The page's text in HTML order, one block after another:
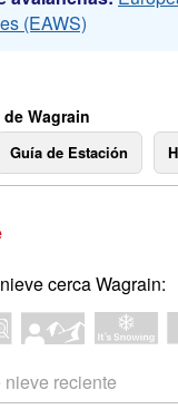
(EAWS)
Wagrain
Guía de Estación
cerca Wagrain:
reciente